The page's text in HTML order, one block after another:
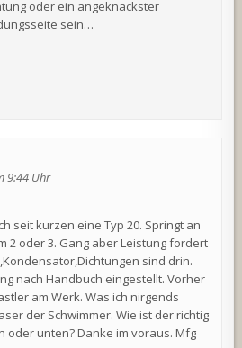
oder ein angeknackster
sein…
9:44 Uhr
seit kurzen eine Typ 20. Springt an
2 oder 3. Gang aber Leistung fordert
sind drin.
nach Handbuch eingestellt. Vorher
am Werk. Was ich nirgends
der Schwimmer. Wie ist der richtig
oder unten? Danke im voraus. Mfg